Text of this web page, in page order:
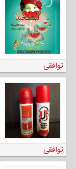
توافقی
توافقی